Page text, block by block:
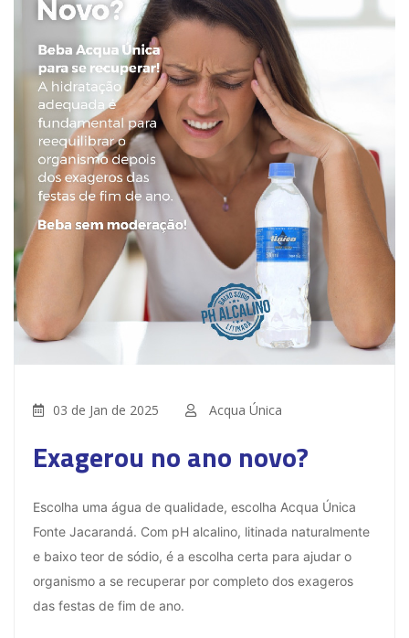
03 de Jan de 2025 Acqua Única
Exagerou no ano novo?
Escolha uma água de qualidade, escolha Acqua Única
Fonte Jacarandá. Com pH alcalino, litinada naturalmente
e baixo teor de sódio, é a escolha certa para ajudar o
organismo a se recuperar por completo dos exageros
das festas de fim de ano.